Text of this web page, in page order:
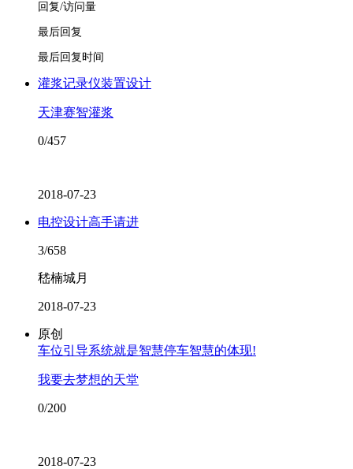
回复/访问量
最后回复
最后回复时间
灌浆记录仪装置设计
天津赛智灌浆
0/457
2018-07-23
电控设计高手请进
3/658
嵇楠城月
2018-07-23
原创
车位引导系统就是智慧停车智慧的体现!
我要去梦想的天堂
0/200
2018-07-23